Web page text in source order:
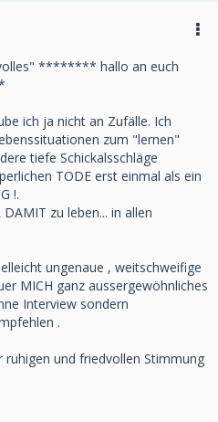
******** hallo an euch
ich ja nicht an Zufälle. Ich
zum "lernen"
tiefe Schickalsschläge
TODE erst einmal als ein
!.
zu leben... in allen
ungenaue , weitschweifige
MICH ganz aussergewöhnliches
Interview sondern
.
ruhigen und friedvollen Stimmung